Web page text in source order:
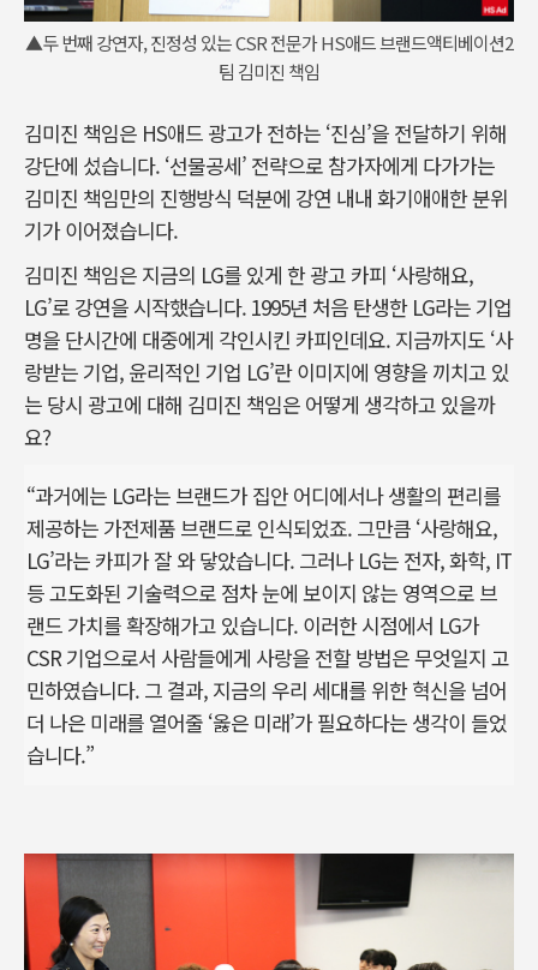
▲두 번째 강연자, 진정성 있는 CSR 전문가 HS애드 브랜드액티베이션2
팀 김미진 책임
김미진 책임은 HS애드 광고가 전하는 ‘진심’을 전달하기 위해
강단에 섰습니다. ‘선물공세’ 전략으로 참가자에게 다가가는
김미진 책임만의 진행방식 덕분에 강연 내내 화기애애한 분위
기가 이어졌습니다.
김미진 책임은 지금의 LG를 있게 한 광고 카피 ‘사랑해요,
LG’로 강연을 시작했습니다. 1995년 처음 탄생한 LG라는 기업
명을 단시간에 대중에게 각인시킨 카피인데요. 지금까지도 ‘사
랑받는 기업, 윤리적인 기업 LG’란 이미지에 영향을 끼치고 있
는 당시 광고에 대해 김미진 책임은 어떻게 생각하고 있을까
요?
“과거에는 LG라는 브랜드가 집안 어디에서나 생활의 편리를
제공하는 가전제품 브랜드로 인식되었죠. 그만큼 ‘사랑해요,
LG’라는 카피가 잘 와 닿았습니다. 그러나 LG는 전자, 화학, IT
등 고도화된 기술력으로 점차 눈에 보이지 않는 영역으로 브
랜드 가치를 확장해가고 있습니다. 이러한 시점에서 LG가
CSR 기업으로서 사람들에게 사랑을 전할 방법은 무엇일지 고
민하였습니다. 그 결과, 지금의 우리 세대를 위한 혁신을 넘어
더 나은 미래를 열어줄 ‘옳은 미래’가 필요하다는 생각이 들었
습니다.”